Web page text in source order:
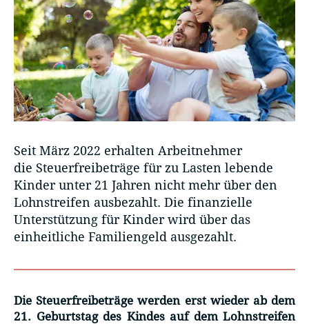
Seit März 2022 erhalten Arbeitnehmer
die Steuerfreibeträge für zu Lasten lebende
Kinder unter 21 Jahren nicht mehr über den
Lohnstreifen ausbezahlt. Die finanzielle
Unterstützung für Kinder wird über das
einheitliche Familiengeld ausgezahlt.
Die Steuerfreibeträge werden erst wieder ab dem
21. Geburtstag des Kindes auf dem Lohnstreifen